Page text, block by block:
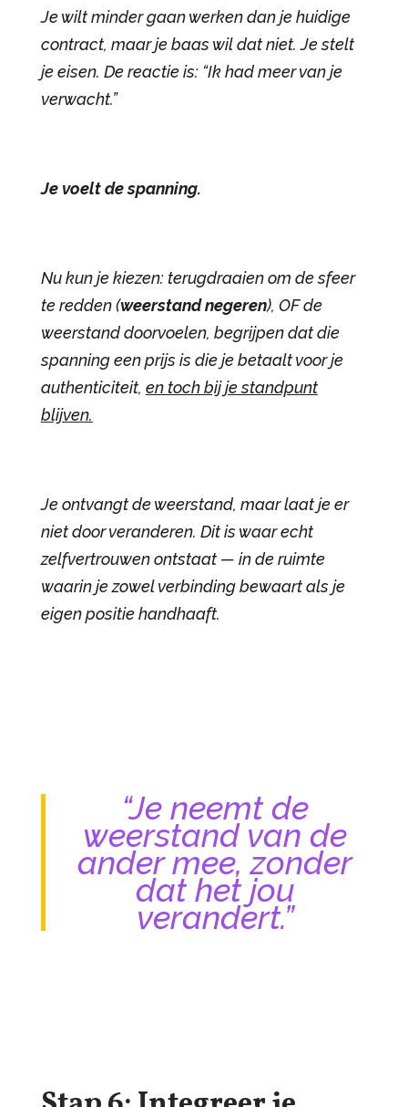
Je wilt minder gaan werken dan je huidige
contract, maar je baas wil dat niet. Je stelt
je eisen. De reactie is: “Ik had meer van je
verwacht.”
Je voelt de spanning.
Nu kun je kiezen: terugdraaien om de sfeer
te redden (weerstand negeren), OF de
weerstand doorvoelen, begrijpen dat die
spanning een prijs is die je betaalt voor je
authenticiteit, en toch bij je standpunt
blijven.
Je ontvangt de weerstand, maar laat je er
niet door veranderen. Dit is waar echt
zelfvertrouwen ontstaat — in de ruimte
waarin je zowel verbinding bewaart als je
eigen positie handhaaft.
“Je neemt de
weerstand van de
ander mee, zonder
dat het jou
verandert.”